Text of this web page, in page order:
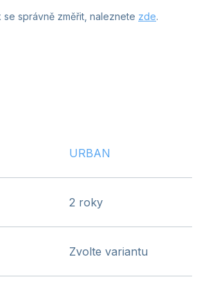
správně změřit, naleznete zde.
URBAN
2 roky
Zvolte variantu